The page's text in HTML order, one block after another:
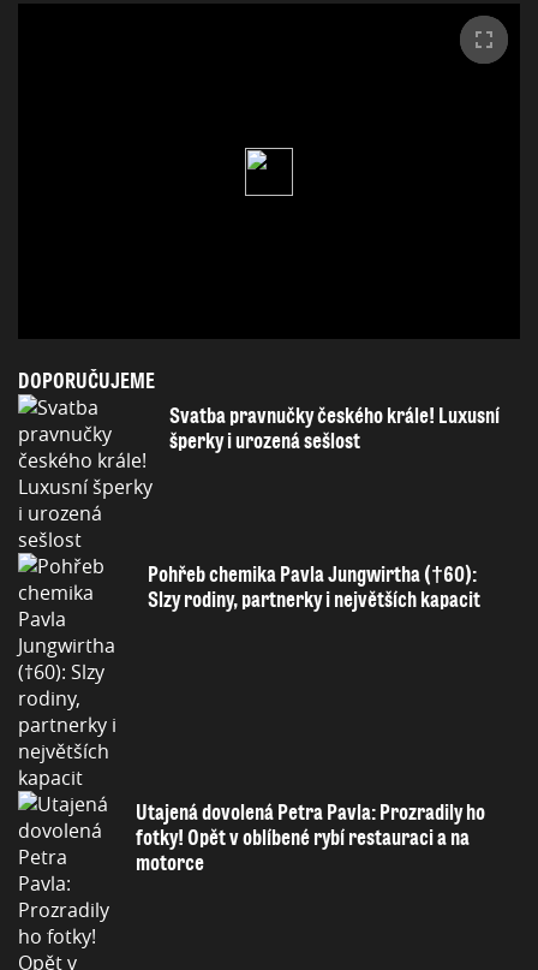
DOPORUČUJEME
Svatba pravnučky českého krále! Luxusní
šperky i urozená sešlost
Pohřeb chemika Pavla Jungwirtha (†60):
Slzy rodiny, partnerky i největších kapacit
Utajená dovolená Petra Pavla: Prozradily ho
fotky! Opět v oblíbené rybí restauraci a na
motorce